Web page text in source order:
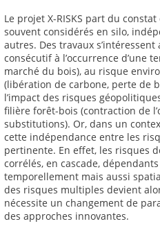
Le projet X-RISKS part du
souvent considérés en silo,
autres. Des travaux
consécutif à l’occurrence d’une
marché du bois), au risque
(libération de carbone, perte de
l’impact des risques
filière forêt-bois (contraction de
substitutions). Or, dans un
cette indépendance entre les
pertinente. En effet, les risques
corrélés, en cascade,
temporellement mais aussi
des risques multiples devient
nécessite un changement de
des approches innovantes.